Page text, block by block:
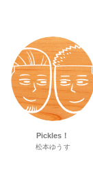
Pickles！
松本ゆうす